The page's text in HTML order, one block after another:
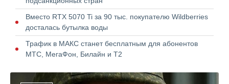
Вместо RTX 5070 Ti за 90 тыс. покупателю Wildberries
досталась бутылка воды
Трафик в МАКС станет бесплатным для абонентов
МТС, МегаФон, Билайн и Т2